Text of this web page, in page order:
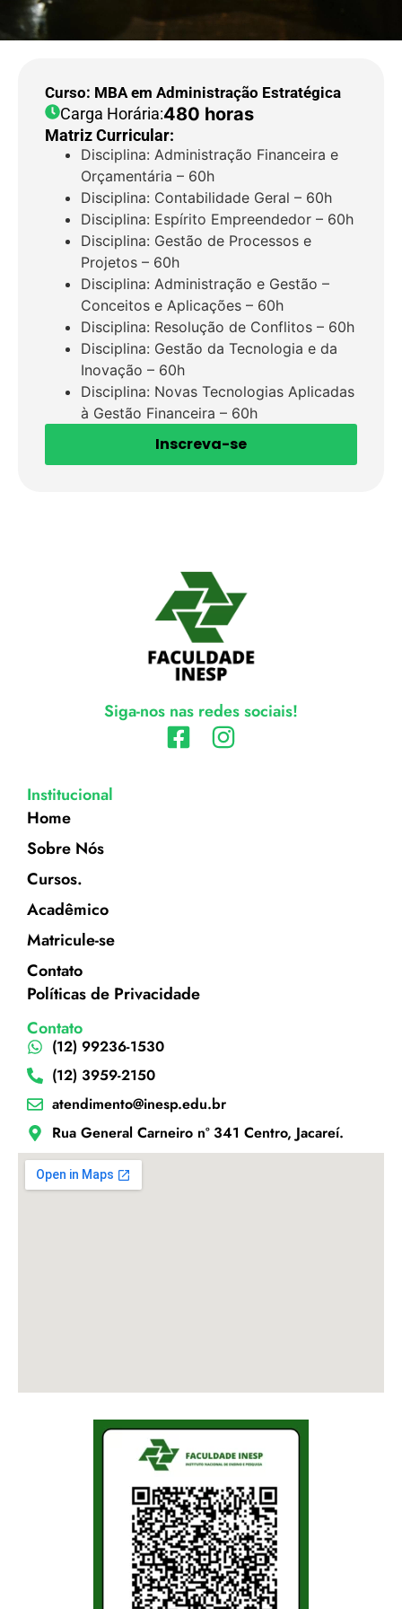
Curso: MBA em Administração Estratégica
Carga Horária:480 horas
Matriz Curricular:
Disciplina: Administração Financeira e
Orçamentária – 60h
Disciplina: Contabilidade Geral – 60h
Disciplina: Espírito Empreendedor – 60h
Disciplina: Gestão de Processos e
Projetos – 60h
Disciplina: Administração e Gestão –
Conceitos e Aplicações – 60h
Disciplina: Resolução de Conflitos – 60h
Disciplina: Gestão da Tecnologia e da
Inovação – 60h
Disciplina: Novas Tecnologias Aplicadas
à Gestão Financeira – 60h
Inscreva-se
Siga-nos nas redes sociais!
Institucional
Home
Sobre Nós
Cursos.
Acadêmico
Matricule-se
Contato
Políticas de Privacidade
Contato
(12) 99236-1530
(12) 3959-2150
atendimento@inesp.edu.br
Rua General Carneiro nº 341 Centro, Jacareí.